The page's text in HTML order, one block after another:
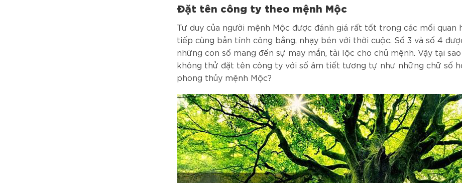
Đặt tên công ty theo mệnh Mộc
Tư duy của người mệnh Mộc được đánh giá rất tốt trong các mối quan
tiếp cùng bản tính công bằng, nhạy bén với thời cuộc. Số 3 và số 4
những con số mang đến sự may mắn, tài lộc cho chủ mệnh. Vậy tại
không thử đặt tên công ty với số âm tiết tương tự như những chữ số
phong thủy mệnh Mộc?